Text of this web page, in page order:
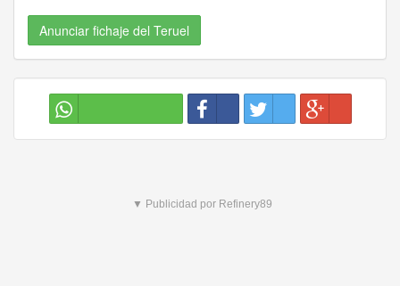
Anunciar fichaje del Teruel
▼ Publicidad por Refinery89